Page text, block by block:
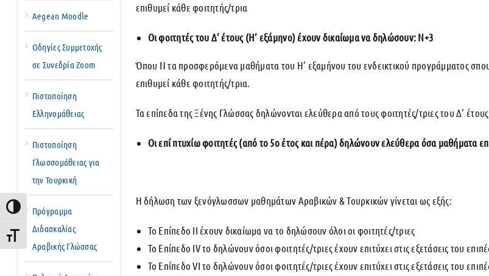
Εναλλαγή Υψηλής Αντίθεσης
Εναλλαγή Μεγέθους Γραμμάτων
επιθυμεί κάθε φοιτητής/τρια
Οι φοιτητές του Δ’ έτους (Η’ εξάμηνο) έχουν δικαίωμα να δηλώσουν: Ν+3
Όπου Ν τα προσφερόμενα μαθήματα του Η’ εξαμήνου του ενδεικτικού προγράμματος
επιθυμεί κάθε φοιτητής/τρια.
Τα επίπεδα της Ξένης Γλώσσας δηλώνονται ελεύθερα από τους φοιτητές/τριες του Δ’ έτους.
Οι επί πτυχίω φοιτητές (από το 5ο έτος και πέρα) δηλώνουν ελεύθερα όσα μαθήματα
Η δήλωση των ξενόγλωσσων μαθημάτων Αραβικών & Τουρκικών γίνεται ως εξής:
Το Επίπεδο ΙΙ έχουν δικαίωμα να το δηλώσουν όλοι οι φοιτητές/τριες
Το Επίπεδο IV το δηλώνουν όσοι φοιτητές/τριες έχουν επιτύχει στις εξετάσεις του
Το Επίπεδο VI το δηλώνουν όσοι φοιτητές/τριες έχουν επιτύχει στις εξετάσεις του
Aegean Moodle
Οδηγίες Συμμετοχής
σε Συνεδρία Zoom
Πιστοποίηση
Ελληνομάθειας
Πιστοποίηση
Γλωσσομάθειας για
την Τουρκική
Πρόγραμμα
Διδασκαλίας
Αραβικής Γλώσσας